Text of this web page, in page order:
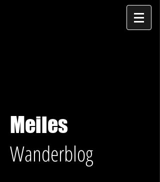
Meiles
Wanderblog